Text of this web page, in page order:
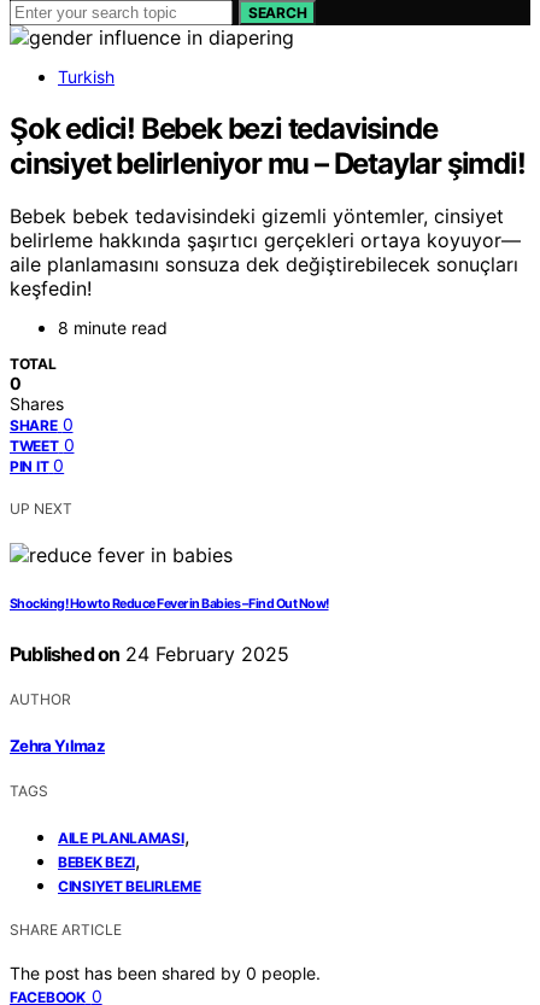
SEARCH
Turkish
Şok edici! Bebek bezi tedavisinde
cinsiyet belirleniyor mu – Detaylar şimdi!
Bebek bebek tedavisindeki gizemli yöntemler, cinsiyet
belirleme hakkında şaşırtıcı gerçekleri ortaya koyuyor—
aile planlamasını sonsuza dek değiştirebilecek sonuçları
keşfedin!
8 minute read
TOTAL
0
Shares
SHARE 0
TWEET 0
PIN IT 0
UP NEXT
Shocking! How to Reduce Fever in Babies – Find Out Now!
Published on 24 February 2025
AUTHOR
Zehra Yılmaz
TAGS
AILE PLANLAMASI,
BEBEK BEZI,
CINSIYET BELIRLEME
SHARE ARTICLE
The post has been shared by 0 people.
FACEBOOK 0